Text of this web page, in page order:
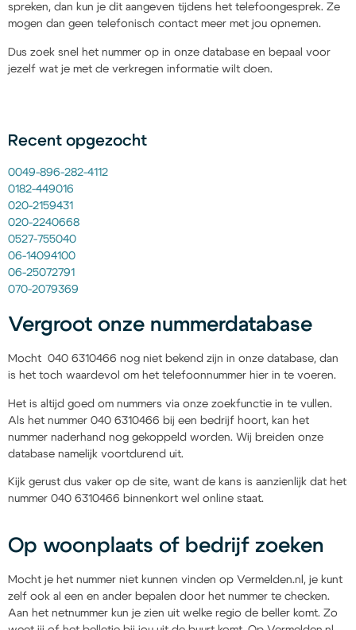
spreken, dan kun je dit aangeven tijdens het telefoongesprek. Ze
mogen dan geen telefonisch contact meer met jou opnemen.
Dus zoek snel het nummer op in onze database en bepaal voor
jezelf wat je met de verkregen informatie wilt doen.
Recent opgezocht
0049-896-282-4112
0182-449016
020-2159431
020-2240668
0527-755040
06-14094100
06-25072791
070-2079369
Vergroot onze nummerdatabase
Mocht 040 6310466 nog niet bekend zijn in onze database, dan
is het toch waardevol om het telefoonnummer hier in te voeren.
Het is altijd goed om nummers via onze zoekfunctie in te vullen.
Als het nummer 040 6310466 bij een bedrijf hoort, kan het
nummer naderhand nog gekoppeld worden. Wij breiden onze
database namelijk voortdurend uit.
Kijk gerust dus vaker op de site, want de kans is aanzienlijk dat het
nummer 040 6310466 binnenkort wel online staat.
Op woonplaats of bedrijf zoeken
Mocht je het nummer niet kunnen vinden op Vermelden.nl, je kunt
zelf ook al een en ander bepalen door het nummer te checken.
Aan het netnummer kun je zien uit welke regio de beller komt. Zo